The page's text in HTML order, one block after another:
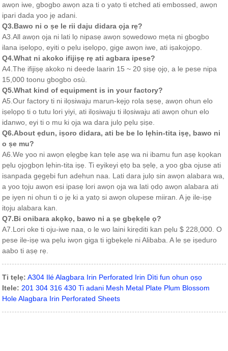
awọn iwe, gbogbo awọn aza ti o yatọ ti etched ati embossed, awọn
ipari dada yoo jẹ adani.
Q3.Bawo ni o ṣe le rii daju didara ọja rẹ?
A3.All awọn ọja ni lati lọ nipasẹ awọn sọwedowo mẹta ni gbogbo
ilana iṣelọpọ, eyiti o pẹlu iṣelọpọ, gige awọn iwe, ati iṣakojọpọ.
Q4.What ni akoko ifijiṣẹ rẹ ati agbara ipese?
A4.The ifijiṣẹ akoko ni deede laarin 15 ~ 20 ṣiṣẹ ọjọ, a le pese nipa
15,000 toonu gbogbo osù.
Q5.What kind of equipment is in your factory?
A5.Our factory ti ni ilọsiwaju marun-kẹjọ rola sẹsẹ, awọn ohun elo
iṣelọpọ ti o tutu lori yiyi, ati ilọsiwaju ti ilọsiwaju ati awọn ohun elo
idanwo, eyi ti o mu ki ọja wa dara julọ pẹlu ṣiṣe.
Q6.About ẹdun, iṣoro didara, ati be be lo lẹhin-tita iṣẹ, bawo ni
o ṣe mu?
A6.We yoo ni awọn ẹlẹgbẹ kan tẹle aṣẹ wa ni ibamu fun aṣẹ kọọkan
pẹlu ọjọgbọn lẹhin-tita iṣẹ. Ti eyikeyi ẹtọ ba ṣẹlẹ, a yoo gba ojuse ati
isanpada gẹgẹbi fun adehun naa. Lati dara julọ sin awọn alabara wa,
a yoo tọju awọn esi ipasẹ lori awọn ọja wa lati ọdọ awọn alabara ati
pe iyẹn ni ohun ti o jẹ ki a yatọ si awọn olupese miiran. A jẹ ile-iṣẹ
itọju alabara kan.
Q7.Bi onibara akọkọ, bawo ni a ṣe gbẹkẹle ọ?
A7.Lori oke ti oju-iwe naa, o le wo laini kirẹditi kan pẹlu $ 228,000. O
pese ile-iṣẹ wa pẹlu iwọn giga ti igbẹkẹle ni Alibaba. A le ṣe iṣeduro
aabo ti aṣẹ rẹ.
Ti tẹlẹ: A304 Ilé Alagbara Irin Perforated Irin Dìti fun ohun ọṣọ
Itele: 201 304 316 430 Ti adani Mesh Metal Plate Plum Blossom
Hole Alagbara Irin Perforated Sheets